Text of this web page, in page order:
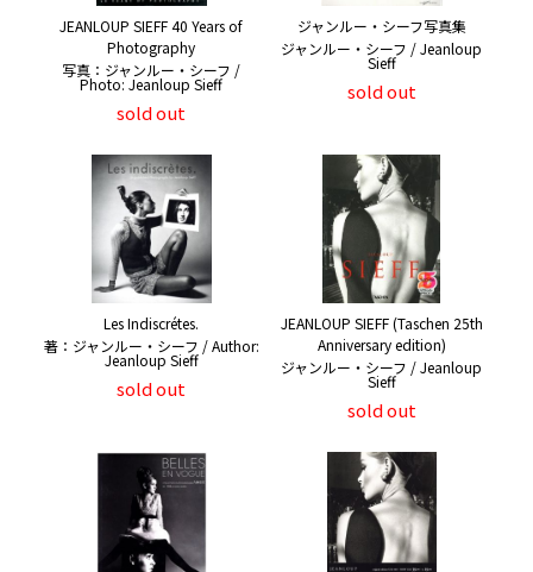
JEANLOUP SIEFF 40 Years of
Photography
写真：ジャンルー・シーフ /
Photo: Jeanloup Sieff
sold out
ジャンルー・シーフ写真集
ジャンルー・シーフ / Jeanloup
Sieff
sold out
Les Indiscrétes.
著：ジャンルー・シーフ / Author:
Jeanloup Sieff
sold out
JEANLOUP SIEFF (Taschen 25th
Anniversary edition)
ジャンルー・シーフ / Jeanloup
Sieff
sold out